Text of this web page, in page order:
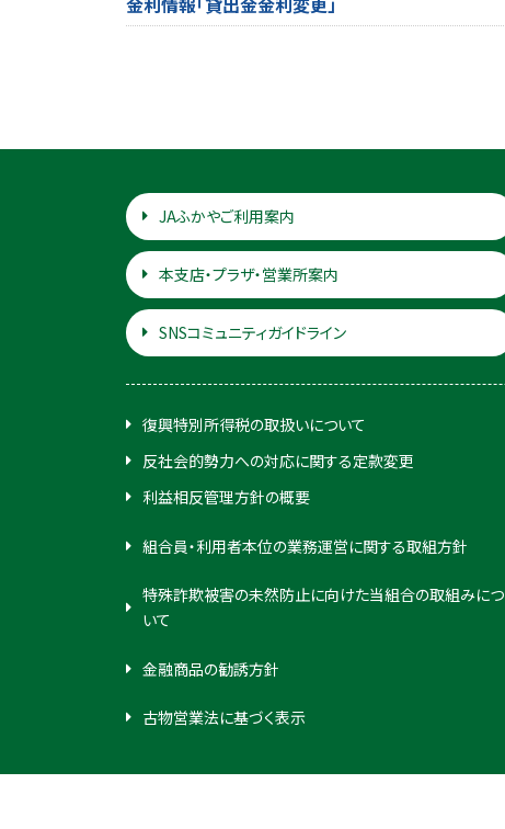
JAふかやご利用案内
本支店・プラザ・営業所案内
SNSコミュニティガイドライン
復興特別所得税の取扱いについて
反社会的勢力への対応に関する定款変更
利益相反管理方針の概要
組合員・利用者本位の業務運営に関する取組方針
特殊詐欺被害の未然防止に向けた当組合の取組みにつ
いて
金融商品の勧誘方針
古物営業法に基づく表示